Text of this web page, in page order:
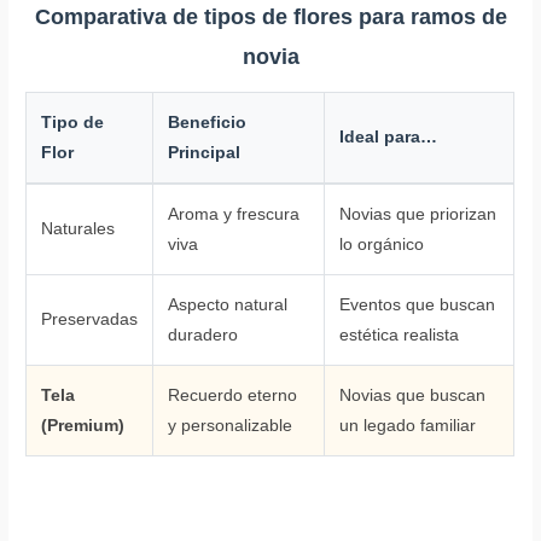
Comparativa de tipos de flores para ramos de
novia
Tipo de
Flor
Beneficio
Principal
Ideal para…
Naturales
Aroma y frescura
viva
Novias que priorizan
lo orgánico
Preservadas
Aspecto natural
duradero
Eventos que buscan
estética realista
Tela
(Premium)
Recuerdo eterno
y personalizable
Novias que buscan
un legado familiar